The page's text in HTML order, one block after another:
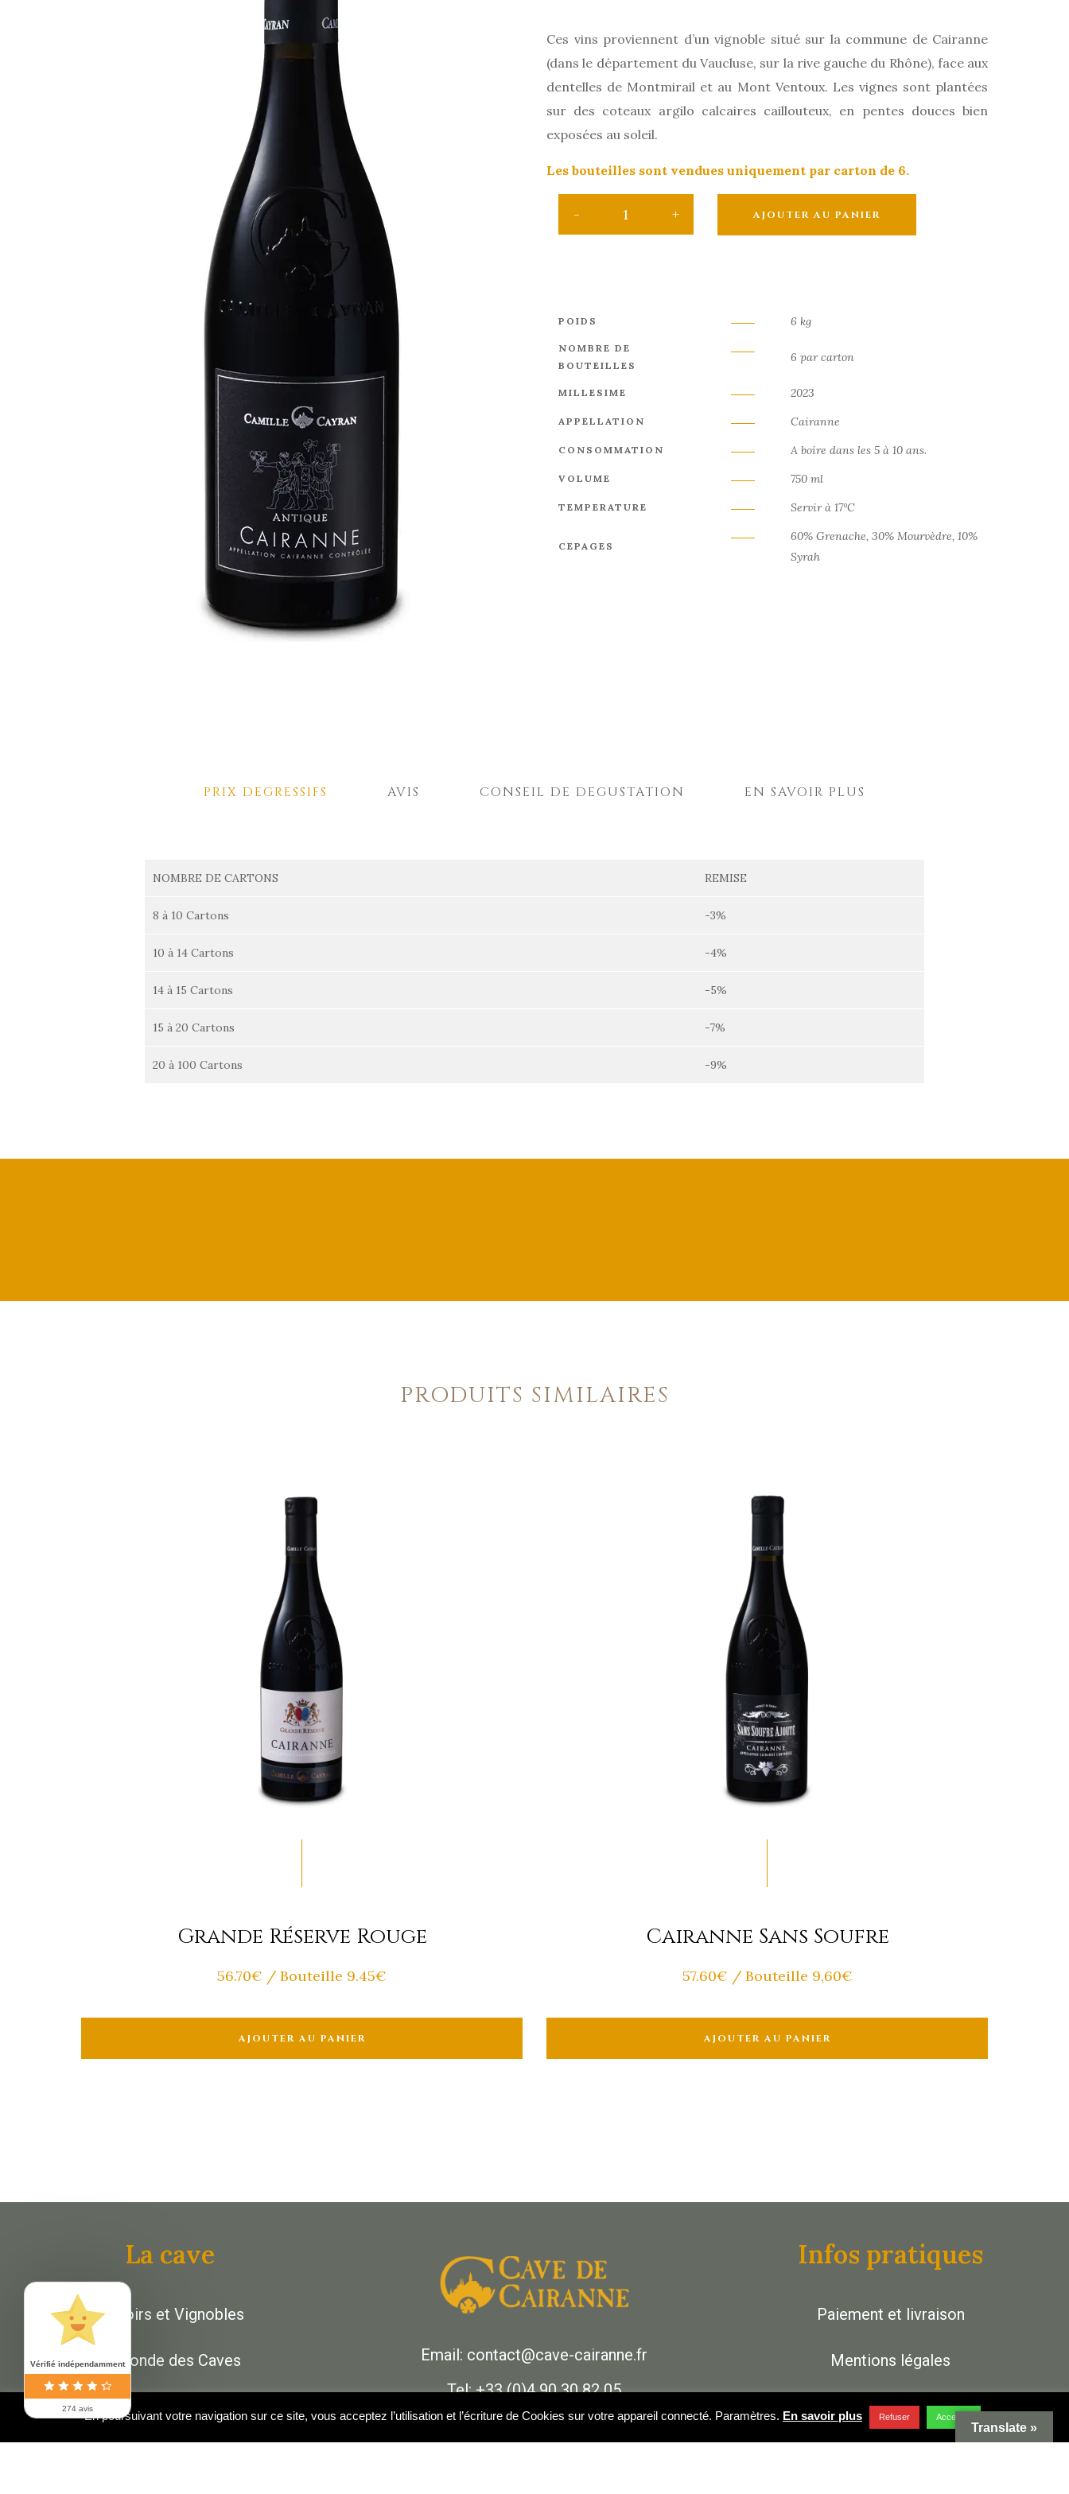
Ces vins proviennent d’un vignoble situé sur la commune de Cairanne
(dans le département du Vaucluse, sur la rive gauche du Rhône), face aux
dentelles de Montmirail et au Mont Ventoux. Les vignes sont plantées
sur des coteaux argilo calcaires caillouteux, en pentes douces bien
exposées au soleil.
Les bouteilles sont vendues uniquement par carton de 6.
AJOUTER AU PANIER
POIDS 6 kg
NOMBRE DE
BOUTEILLES
6 par carton
MILLESIME 2023
APPELLATION Cairanne
CONSOMMATION A boire dans les 5 à 10 ans.
VOLUME 750 ml
TEMPERATURE Servir à 17°C
CEPAGES
60% Grenache, 30% Mourvèdre, 10%
Syrah
PRIX DEGRESSIFS AVIS CONSEIL DE DEGUSTATION EN SAVOIR PLUS
NOMBRE DE CARTONS REMISE
8 à 10 Cartons -3%
10 à 14 Cartons -4%
14 à 15 Cartons -5%
15 à 20 Cartons -7%
20 à 100 Cartons -9%
PRODUITS SIMILAIRES
Grande Réserve Rouge
56.70€ / Bouteille 9.45€
AJOUTER AU PANIER
Cairanne Sans Soufre
57.60€ / Bouteille 9,60€
AJOUTER AU PANIER
La cave
Terroirs et Vignobles
La Ronde des Caves
Élaboration des vins
Email: contact@cave-cairanne.fr
Tel: +33 (0)4 90 30 82 05
290 Avenue de la Libération - 84290 Cairanne
Infos pratiques
Paiement et livraison
Mentions légales
Facebook
En poursuivant votre navigation sur ce site, vous acceptez l’utilisation et l’écriture de Cookies sur votre appareil connecté. Paramètres. En savoir plus Refuser Accepter
Translate »
Vérifié indépendamment
274 avis